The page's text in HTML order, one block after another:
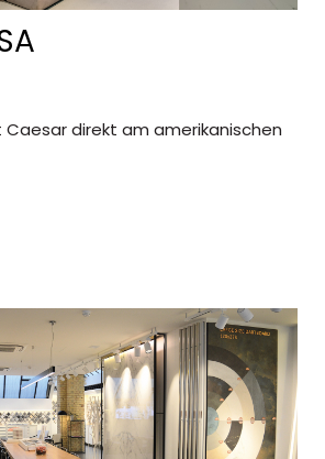
Caesar direkt am amerikanischen